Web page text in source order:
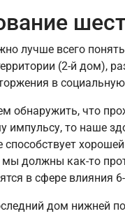
лучше всего
(2-й дом),
в
обнаружить, что
импульсу, то наше
способствует
должны как-то
в сфере влияния
дом нижней